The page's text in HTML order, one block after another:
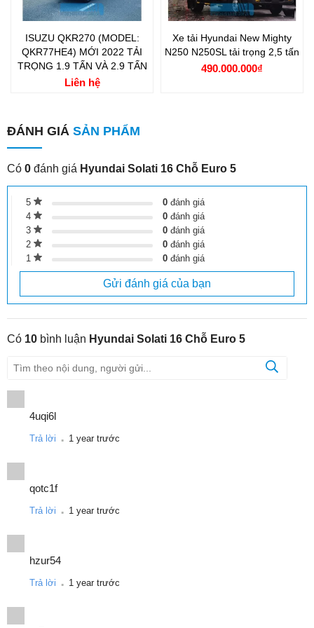
Các tính năng an toàn
Hyundai Solati 16 chỗ Euro 5 được trang bị nhiều tính năng an
toàn hiện đại:
tăng cường bảo vệ khi xảy ra va chạm.
Cảm biến lùi:Hỗ trợ đỗ xe an toàn và dễ dàng.
Camera lùi: Giúp quan sát phía sau xe khi lùi.
Xe tải Hyundai Solati 16 chỗ Euro 5 không chỉ nổi bật với thiết kế
của dòng xe này:
Vận tải hành khách
dịch vụ vận tải công cộng như xe buýt nhỏ, xe đưa đón học sinh,
sinh viên và nhân viên công ty. Xe có sức chứa lớn, hệ thống an
ISUZU QKR270 (MODEL:
QKR77HE4) MỚI 2022 TẢI
TRỌNG 1.9 TẤN VÀ 2.9 TẤN
Liên hệ
Xe tải Hyundai New Mighty
N250 N250SL tải trọng 2,5 tấn
490.000.000₫
ĐÁNH GIÁ SẢN PHẨM
Có 0 đánh giá Hyundai Solati 16 Chỗ Euro 5
5 0 đánh giá
4
0 đánh giá
3
0 đánh giá
2
0 đánh giá
1
0 đánh giá
Gửi đánh giá của bạn
Có 10 bình luận Hyundai Solati 16 Chỗ Euro 5
4uqi6l
Trả lời . 1 year trước
qotc1f
Trả lời . 1 year trước
hzur54
Trả lời . 1 year trước